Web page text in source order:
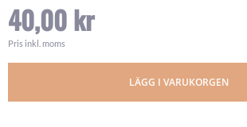
40,00 kr
Pris inkl. moms
LÄGG I VARUKORGEN
of
the
images